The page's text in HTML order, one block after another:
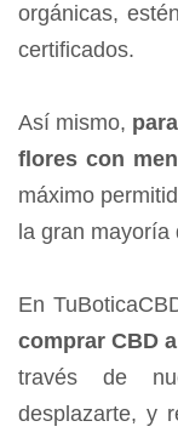
orgánicas,
certificados.
Así mismo,
flores con
máximo
la gran
En
comprar CBD
través de
desplazarte, y